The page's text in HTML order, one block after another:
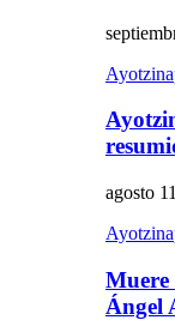
agosto
Muere
Ángel